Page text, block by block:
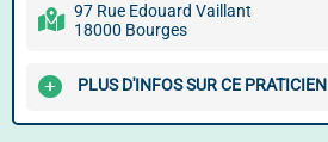
97 Rue Edouard Vaillant
18000 Bourges
PLUS D'INFOS SUR CE PRATICIEN